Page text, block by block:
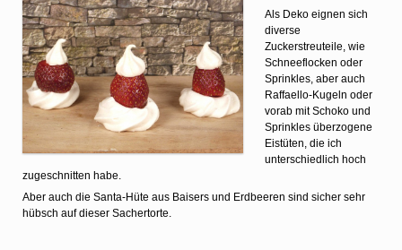
Als Deko eignen sich
diverse
Zuckerstreuteile, wie
Schneeflocken oder
Sprinkles, aber auch
Raffaello-Kugeln oder
vorab mit Schoko und
Sprinkles überzogene
Eistüten, die ich
unterschiedlich hoch
zugeschnitten habe.
Aber auch die Santa-Hüte aus Baisers und Erdbeeren sind sicher sehr
hübsch auf dieser Sachertorte.